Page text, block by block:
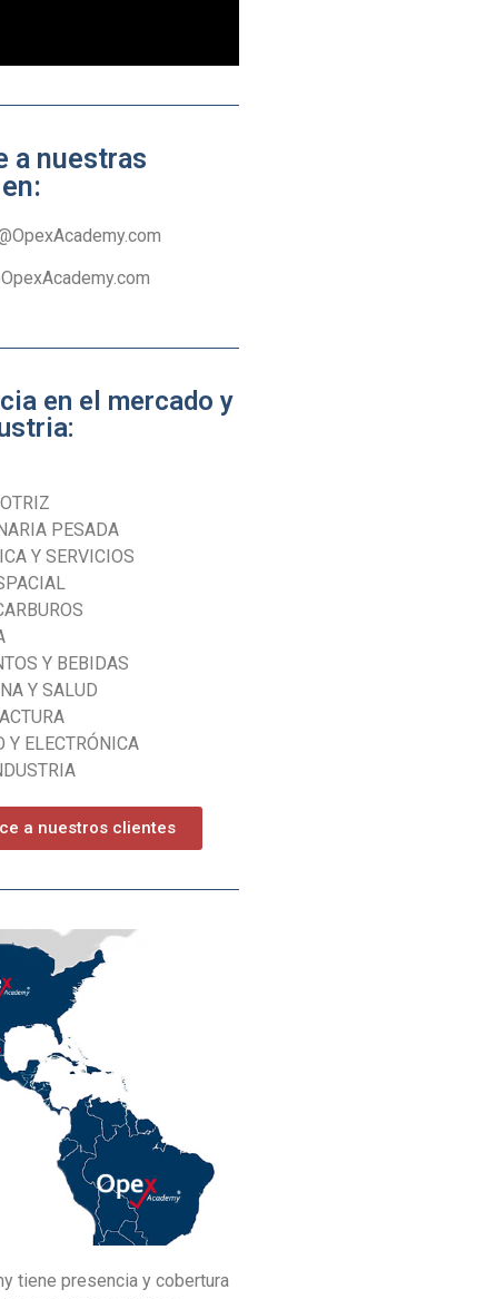
a nuestras
en el mercado y
PESADA
Y SERVICIOS
Y BEBIDAS
Y SALUD
Y ELECTRÓNICA
a nuestros clientes
tiene presencia y cobertura